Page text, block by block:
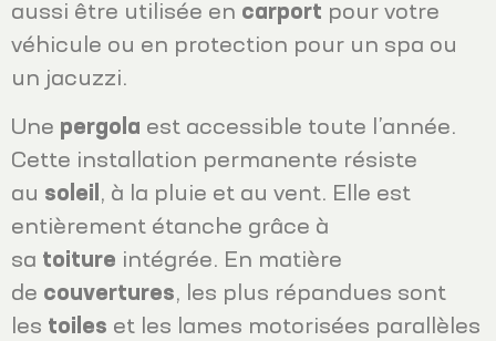
aussi être utilisée en carport pour votre
véhicule ou en protection pour un spa ou
un jacuzzi.
Une pergola est accessible toute l’année.
Cette installation permanente résiste
au soleil, à la pluie et au vent. Elle est
entièrement étanche grâce à
sa toiture intégrée. En matière
de couvertures, les plus répandues sont
les toiles et les lames motorisées parallèles